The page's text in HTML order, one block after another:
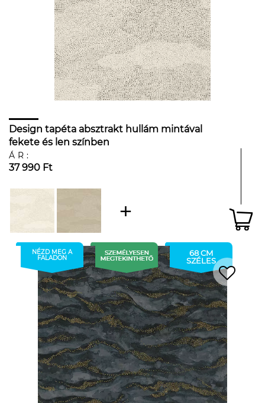
Design tapéta absztrakt hullám mintával
fekete és len színben
ÁR:
37 990 Ft
NÉZD MEG A
FALADON
68 CM
SZÉLES